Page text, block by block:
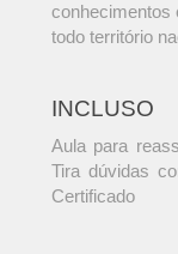
conhecimentos
todo território
INCLUSO
Aula para
Tira dúvidas
Certificado